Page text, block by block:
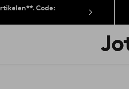
Code:
Jotex
logo